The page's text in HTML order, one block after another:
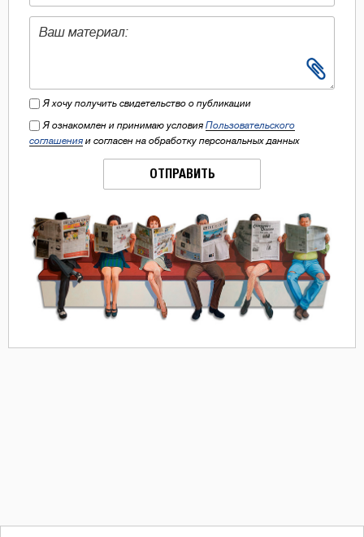
Я хочу получить свидетельство о публикации
Я ознакомлен и принимаю условия Пользовательского
соглашения и согласен на обработку персональных данных
ОТПРАВИТЬ